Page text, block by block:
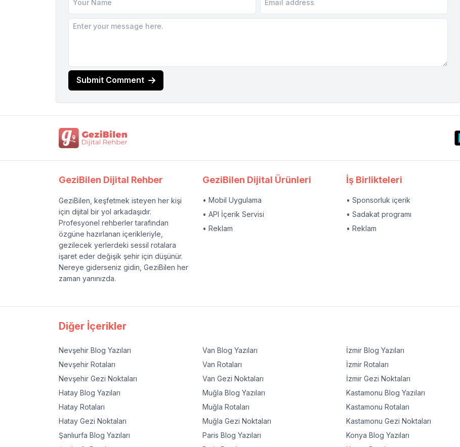
Submit Comment
GeziBilen Dijital Rehber
GeziBilen, keşfetmek isteyen her kişi
için dijital bir yol arkadaşıdır.
Profesyonel rehberler tarafından
özgüne hazırlanan içerikleriyle,
gezilecek yerlerdeki sessil rotalara
işaret eder değişik şehir için düşünür.
Nereye giderseniz gidin, GeziBilen her
zaman yanınızda.
GeziBilen Dijital Ürünleri
• Mobil Uygulama
• API İçerik Servisi
• Reklam
İş Birlikteleri
• Sponsorluk içerik
• Sadakat programı
• Reklam
Diğer İçerikler
Nevşehir Blog Yazıları
Nevşehir Rotaları
Nevşehir Gezi Noktaları
Hatay Blog Yazıları
Hatay Rotaları
Hatay Gezi Noktaları
Şanlıurfa Blog Yazıları
Van Blog Yazıları
Van Rotaları
Van Gezi Noktaları
Muğla Blog Yazıları
Muğla Rotaları
Muğla Gezi Noktaları
Paris Blog Yazıları
İzmir Blog Yazıları
İzmir Rotaları
İzmir Gezi Noktaları
Kastamonu Blog Yazıları
Kastamonu Rotaları
Kastamonu Gezi Noktaları
Konya Blog Yazıları